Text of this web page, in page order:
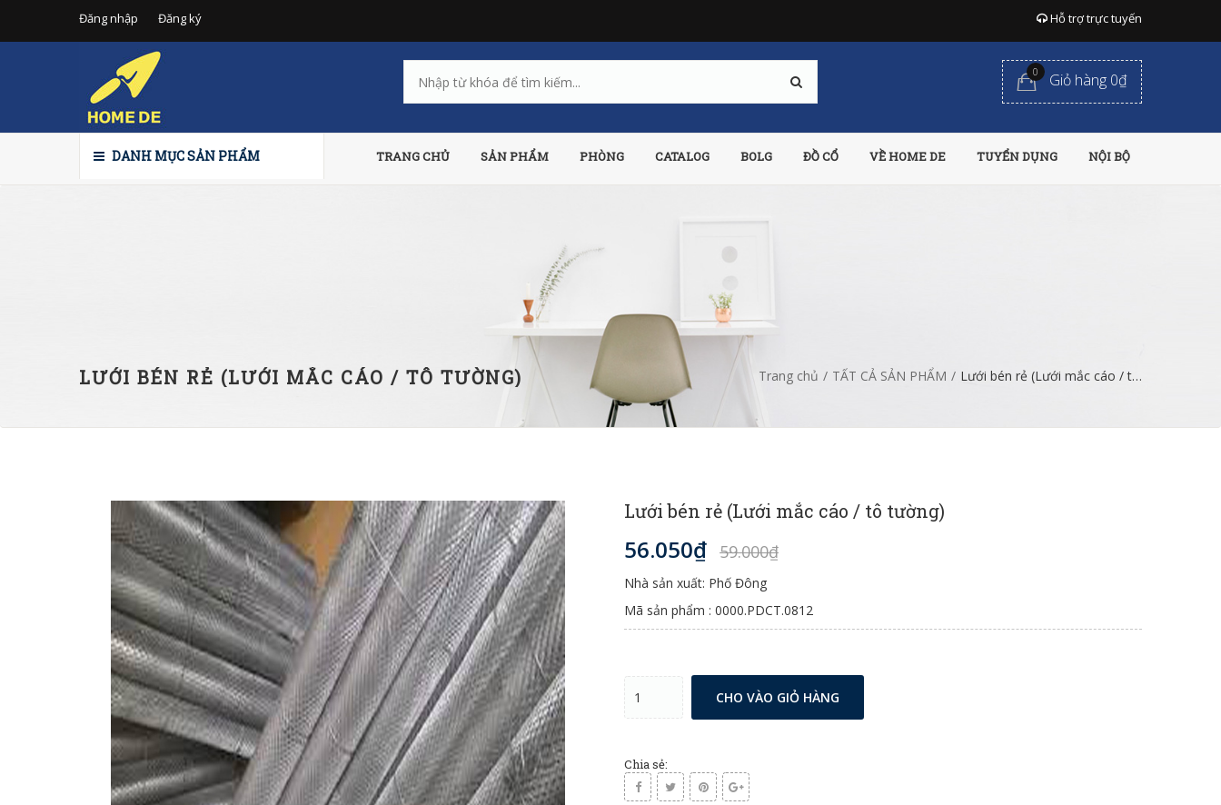
Đăng nhập Đăng ký Hỗ trợ trực tuyến
0 Giỏ hàng 0₫
DANH MỤC SẢN PHẨM TRANG CHỦ SẢN PHẨM PHÒNG CATALOG BOLG ĐỒ CỔ VỀ HOME DE TUYỂN DỤNG NỘI BỘ
LƯỚI BÉN RẺ (LƯỚI MẮC CÁO / TÔ TƯỜNG) Trang chủ / TẤT CẢ SẢN PHẨM / Lưới bén rẻ (Lưới mắc cáo / tô tường)
Lưới bén rẻ (Lưới mắc cáo / tô tường)
56.050₫ 59.000₫
Nhà sản xuất: Phố Đông
Mã sản phẩm : 0000.PDCT.0812
CHO VÀO GIỎ HÀNG
Chia sẻ: